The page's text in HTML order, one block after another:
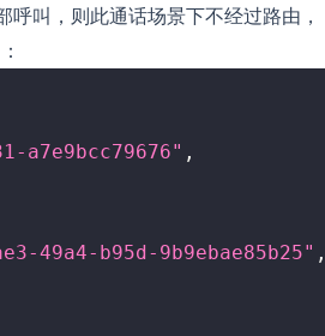
呼叫，则此通话场景下不经过路由，
a7e9bcc79676" ,
49a4-b95d-9b9ebae85b25" ,